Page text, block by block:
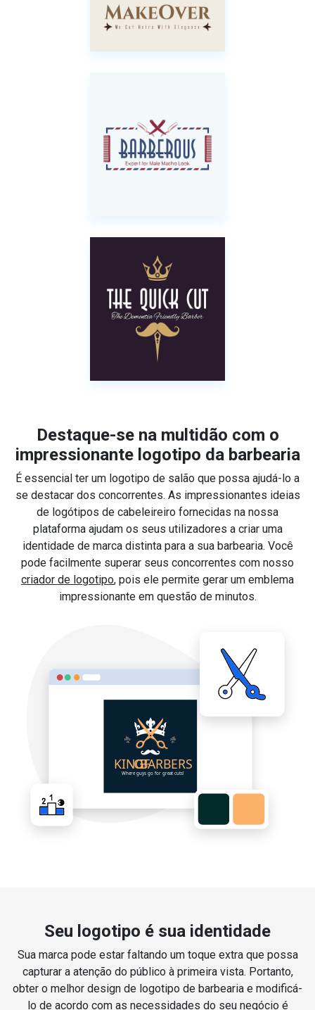
Destaque-se na multidão com o
impressionante logotipo da barbearia
É essencial ter um logotipo de salão que possa ajudá-lo a
se destacar dos concorrentes. As impressionantes ideias
de logótipos de cabeleireiro fornecidas na nossa
plataforma ajudam os seus utilizadores a criar uma
identidade de marca distinta para a sua barbearia. Você
pode facilmente superar seus concorrentes com nosso
criador de logotipo, pois ele permite gerar um emblema
impressionante em questão de minutos.
Seu logotipo é sua identidade
Sua marca pode estar faltando um toque extra que possa
capturar a atenção do público à primeira vista. Portanto,
obter o melhor design de logotipo de barbearia e modificá-
lo de acordo com as necessidades do seu negócio é